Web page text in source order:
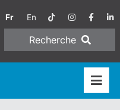
Fr En
Recherche